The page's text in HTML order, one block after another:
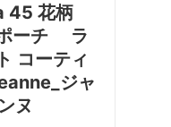
45 花柄
ーチ ラ
コーティ
ジャ
ンヌ